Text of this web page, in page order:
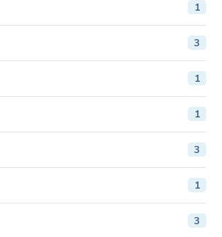
1
3
1
1
3
1
3